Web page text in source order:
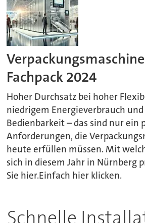
Fachpack 2024
Hoher Durchsatz bei hoher
niedrigem Energieverbrauch
Bedienbarkeit – das sind nur ein
Anforderungen, die
heute erfüllen müssen. Mit
sich in diesem Jahr in Nürnberg
Sie hier.Einfach hier klicken.
Schnelle